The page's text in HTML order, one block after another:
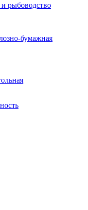
и рыбоводство
бумажная